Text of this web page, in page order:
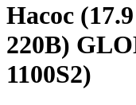
Насос
220В)
1100S2)